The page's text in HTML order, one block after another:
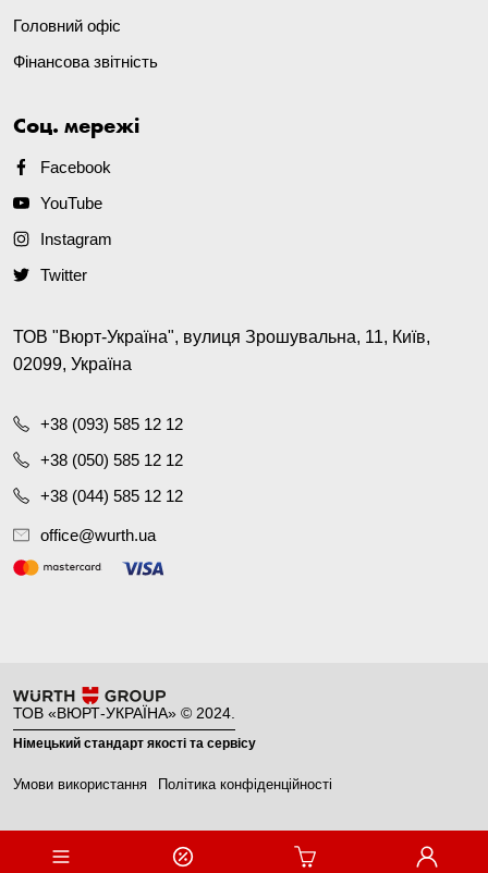
Головний офіс
Фінансова звітність
Соц. мережі
Facebook
YouTube
Instagram
Twitter
ТОВ "Вюрт-Україна", вулиця Зрошувальна, 11, Київ,
02099, Україна
+38 (093) 585 12 12
+38 (050) 585 12 12
+38 (044) 585 12 12
office@wurth.ua
ТОВ «ВЮРТ-УКРАЇНА» © 2024.
Німецький стандарт якості та сервісу
Умови використання Політика конфіденційності